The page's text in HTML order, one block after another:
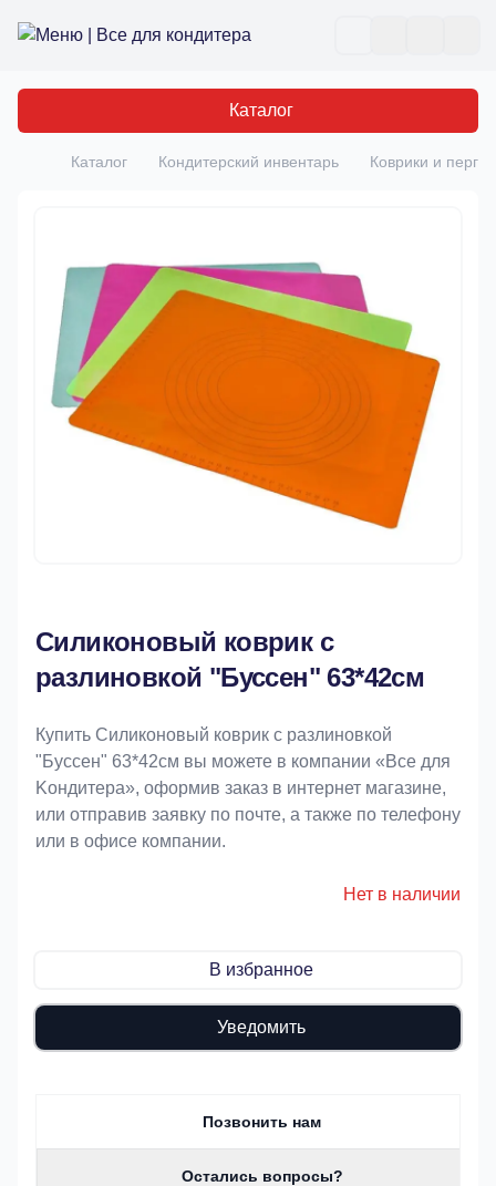
Все для кондитера
Каталог
Главная
Каталог Кондитерский инвентарь Коврики и
Силиконовый коврик с
разлиновкой "Буссен" 63*42см
Купить Силиконовый коврик с разлиновкой
"Буссен" 63*42см вы можете в компании «Bce для
Koндитeрa», оформив заказ в интернет магазине,
или отправив заявку по почте, а также по телефону
или в офисе компании.
Нет в наличии
В избранное
Уведомить
Позвонить нам
Остались вопросы?